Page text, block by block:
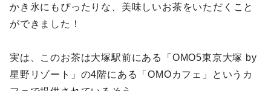
かき氷にもぴったりな、美味しいお茶をいただくこと
ができました！
実は、このお茶は大塚駅前にある「OMO5東京大塚 by
星野リゾート」の4階にある「OMOカフェ」というカ